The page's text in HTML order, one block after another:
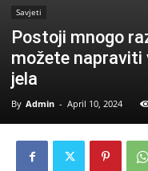
Savjeti
Postoji mnogo
možete napraviti
jela
By Admin - April 10, 2024